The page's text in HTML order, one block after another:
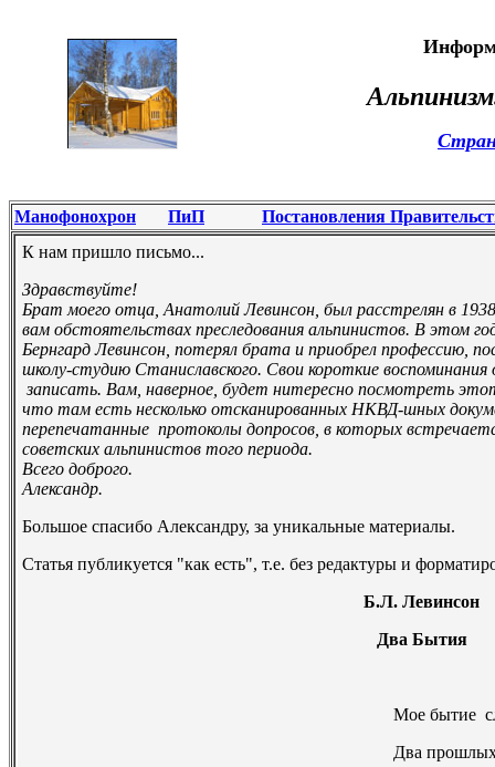
Альпинизм
Манофонохрон ПиП
Постановления
К нам пришло письмо...
Здравствуйте!
Брат моего отца, Анатолий Левинсон, был расстрелян в
вам обстоятельствах преследования альпинистов. В этом
Бернгард Левинсон, потерял брата и приобрел профессию,
школу-студию Станиславского. Свои короткие
записать. Вам, наверное, будет нитересно посмотреть
что там есть несколько отсканированных НКВД-шных
перепечатанные протоколы допросов, в которых
советских альпинистов того периода.
Всего доброго.
Александр.
Большое спасибо Александру, за уникальные материалы.
Статья публикуется "как есть", т.е. без редактуры и
Б.Л. Левинсон
Два Бытия
Мое бытие
Два